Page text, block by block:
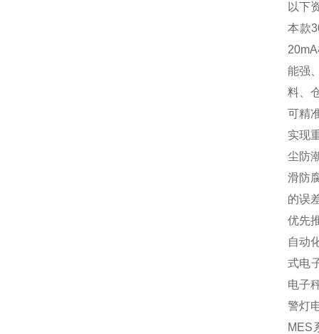
以下
本款
能强
料、
可精
实现
尘防
滑防
的误
优先
自动
式电
电子
警灯
MES